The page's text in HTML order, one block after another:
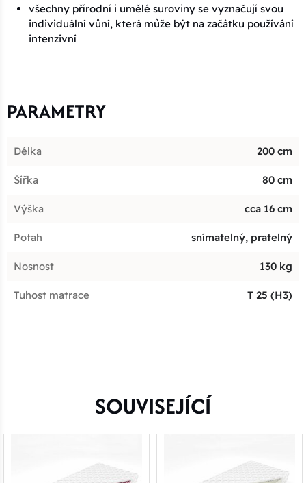
všechny přírodní i umělé suroviny se vyznačují svou
individuální vůní, která může být na začátku používání
intenzivní
PARAMETRY
Délka 200 cm
Šířka 80 cm
Výška cca 16 cm
Potah snímatelný, pratelný
Nosnost 130 kg
Tuhost matrace T 25 (H3)
SOUVISEJÍCÍ